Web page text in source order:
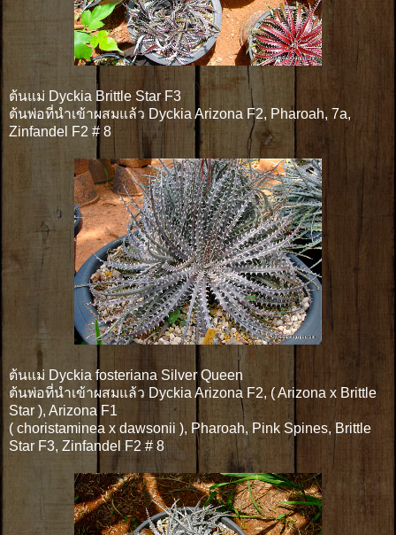
ต้นแม่ Dyckia Brittle Star F3
ต้นพ่อที่นำเข้าผสมแล้ว Dyckia Arizona F2, Pharoah, 7a,
Zinfandel F2 # 8
ต้นแม่ Dyckia fosteriana Silver Queen
ต้นพ่อที่นำเข้าผสมแล้ว Dyckia Arizona F2, ( Arizona x Brittle
Star ), Arizona F1
( choristaminea x dawsonii ), Pharoah, Pink Spines, Brittle
Star F3, Zinfandel F2 # 8